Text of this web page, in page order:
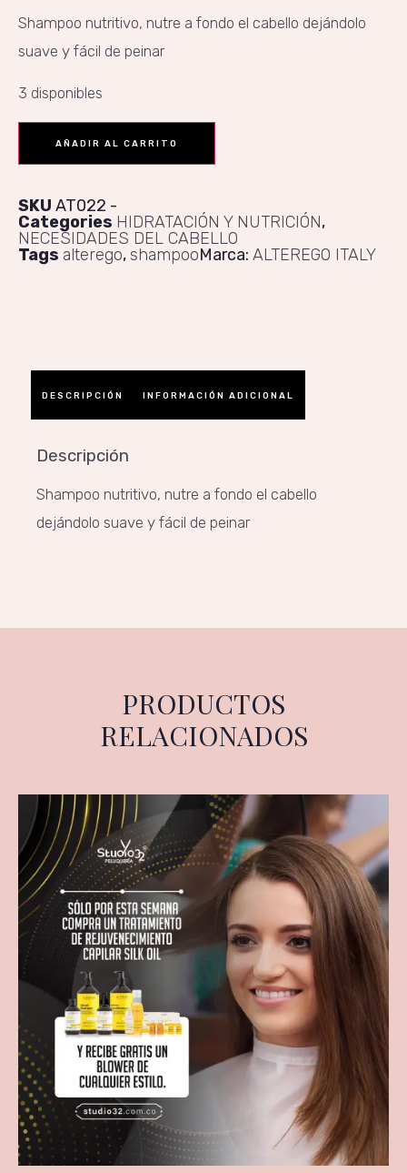
Shampoo nutritivo, nutre a fondo el cabello dejándolo
suave y fácil de peinar
3 disponibles
AÑADIR AL CARRITO
SKU AT022
Categories HIDRATACIÓN Y NUTRICIÓN,
NECESIDADES DEL CABELLO
Tags alterego,shampooMarca: ALTEREGO ITALY
DESCRIPCIÓN INFORMACIÓN ADICIONAL
Descripción
Shampoo nutritivo, nutre a fondo el cabello
dejándolo suave y fácil de peinar
PRODUCTOS
RELACIONADOS